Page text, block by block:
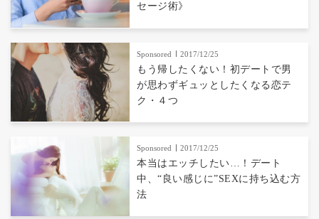
セージ術》
Sponsored 2017/12/25
もう帰したくない！初デートで男
が思わずギュッとしたくなる恋テ
ク・４つ
Sponsored 2017/12/25
本当はエッチしたい…！デート
中、“良い感じに”SEXに持ち込む方
法